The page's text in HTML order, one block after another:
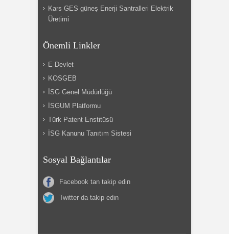
Kars GES güneş Enerji Santralleri Elektrik
Üretimi
Önemli Linkler
E-Devlet
KOSGEB
İSG Genel Müdürlüğü
İSGUM Platformu
Türk Patent Enstitüsü
İSG Kanunu Tanıtım Sistesi
Sosyal Bağlantılar
Facebook tan takip edin
Twitter da takip edin